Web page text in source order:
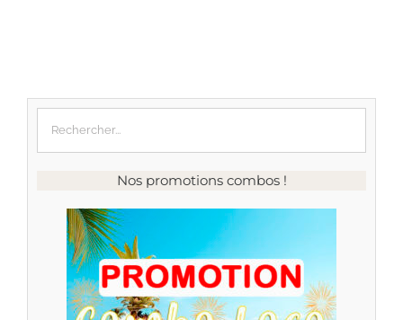
Nos promotions combos !